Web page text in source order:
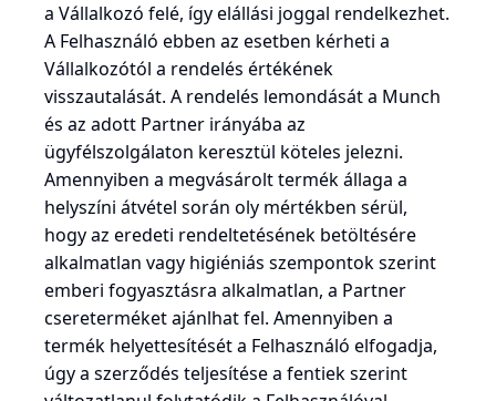
a Vállalkozó felé, így elállási joggal rendelkezhet.
A Felhasználó ebben az esetben kérheti a
Vállalkozótól a rendelés értékének
visszautalását. A rendelés lemondását a Munch
és az adott Partner irányába az
ügyfélszolgálaton keresztül köteles jelezni.
Amennyiben a megvásárolt termék állaga a
helyszíni átvétel során oly mértékben sérül,
hogy az eredeti rendeltetésének betöltésére
alkalmatlan vagy higiéniás szempontok szerint
emberi fogyasztásra alkalmatlan, a Partner
csereterméket ajánlhat fel. Amennyiben a
termék helyettesítését a Felhasználó elfogadja,
úgy a szerződés teljesítése a fentiek szerint